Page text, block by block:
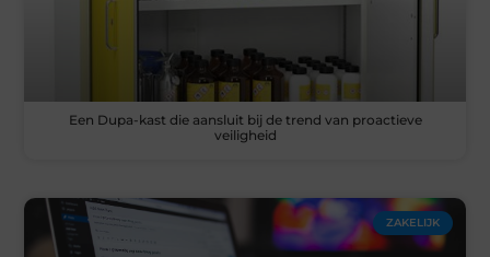
Een Dupa-kast die aansluit bij de trend van proactieve
veiligheid
ZAKELIJK